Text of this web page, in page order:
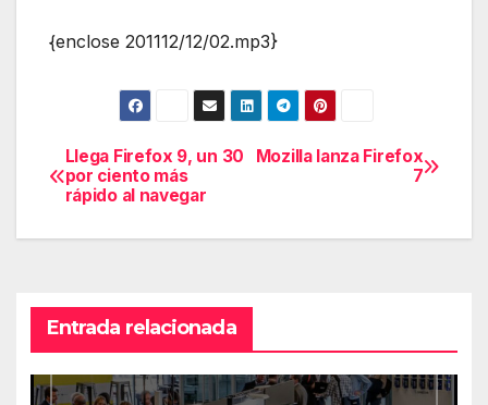
{enclose 201112/12/02.mp3}
Navegación
de
Mozilla lanza Firefox
7
Llega Firefox 9, un 30
por ciento más
rápido al navegar
Entrada relacionada